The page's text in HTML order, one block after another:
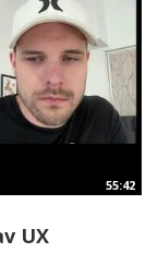
55:42
UX